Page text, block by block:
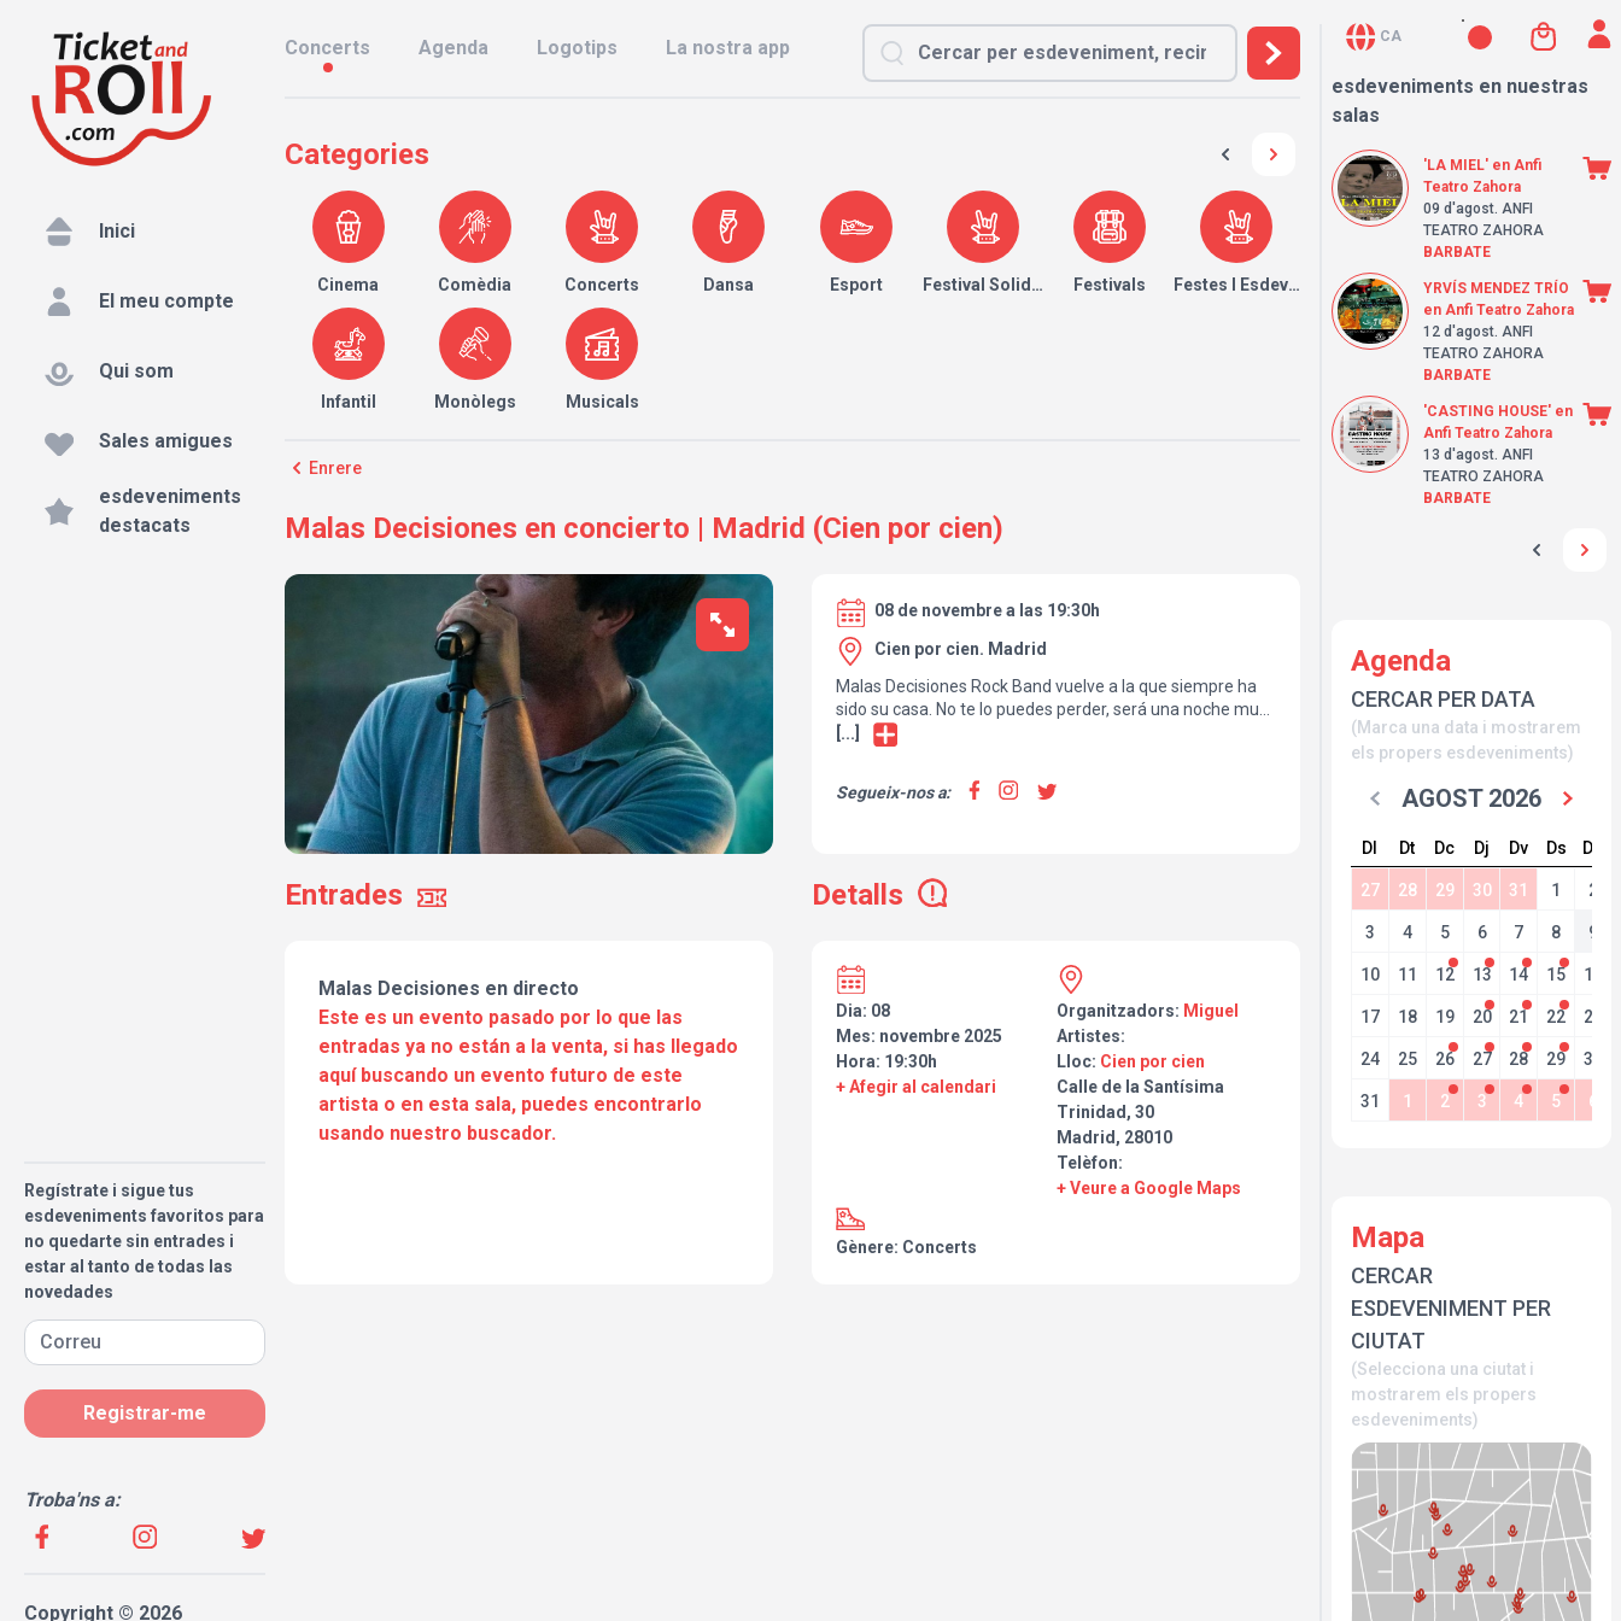
Inici
El meu compte
Qui som
Sales amigues
esdeveniments
destacats
Regístrate i sigue tus
esdeveniments favoritos para
no quedarte sin entrades i
estar al tanto de todas las
novedades
Registrar-me
Troba'ns a:
Copyright © 2026
Concerts Agenda Logotips La nostra app
Categories
Cinema Comèdia Concerts Dansa Esport Festival Solidari Festivals Festes I Esdeveniments
Infantil Monòlegs Musicals
Enrere
Malas Decisiones en concierto | Madrid (Cien por cien)
08 de novembre a las 19:30h
Cien por cien. Madrid
Malas Decisiones Rock Band vuelve a la que siempre ha
sido su casa. No te lo puedes perder, será una noche muy
muy especial y con sorpresas.
[...]
Segueix-nos a:
Entrades Detalls
Malas Decisiones en directo
Este es un evento pasado por lo que las
entradas ya no están a la venta, si has llegado
aquí buscando un evento futuro de este
artista o en esta sala, puedes encontrarlo
usando nuestro buscador.
Dia: 08
Mes: novembre 2025
Hora: 19:30h
+ Afegir al calendari
Organitzadors: Miguel
Artistes:
Lloc: Cien por cien
Calle de la Santísima
Trinidad, 30
Madrid, 28010
Telèfon:
+ Veure a Google Maps
Gènere: Concerts
CA
esdeveniments en nuestras
salas
'LA MIEL' en Anfi
Teatro Zahora
09 d'agost. ANFI
TEATRO ZAHORA
BARBATE
YRVÍS MENDEZ TRÍO
en Anfi Teatro Zahora
12 d'agost. ANFI
TEATRO ZAHORA
BARBATE
'CASTING HOUSE' en
Anfi Teatro Zahora
13 d'agost. ANFI
TEATRO ZAHORA
BARBATE
Agenda
CERCAR PER DATA
(Marca una data i mostrarem
els propers esdeveniments)
AGOST 2026
Dl Dt Dc Dj Dv Ds Dg
27 28 29 30 31 1 2
3 4 5 6 7 8 9
10 11 12 13 14 15 16
17 18 19 20 21 22 23
24 25 26 27 28 29 30
31 1 2 3 4 5 6
Mapa
CERCAR
ESDEVENIMENT PER
CIUTAT
(Selecciona una ciutat i
mostrarem els propers
esdeveniments)